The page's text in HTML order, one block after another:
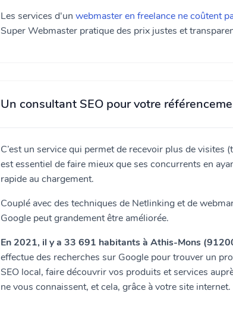
Les services d'un webmaster en freelance ne coûtent
Super Webmaster pratique des prix justes et
Un consultant SEO pour votre
C’est un service qui permet de recevoir plus de
est essentiel de faire mieux que ses concurrents en
rapide au chargement.
Couplé avec des techniques de Netlinking et de
Google peut grandement être améliorée.
En 2021, il y a 33 691 habitants à Athis-Mons
effectue des recherches sur Google pour trouver un
SEO local, faire découvrir vos produits et services
ne vous connaissent, et cela, grâce à votre site internet.